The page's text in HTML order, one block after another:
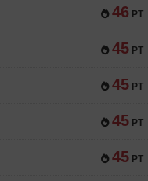
46 PT
45 PT
45 PT
45 PT
45 PT